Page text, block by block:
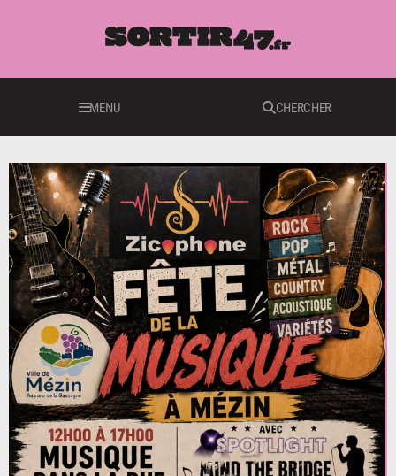
MENU CHERCHER